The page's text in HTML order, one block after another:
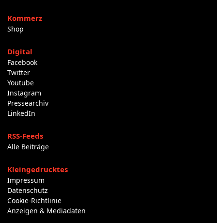
Kommerz
Shop
Digital
Facebook
Twitter
Youtube
Instagram
Pressearchiv
LinkedIn
RSS-Feeds
Alle Beiträge
Kleingedrucktes
Impressum
Datenschutz
Cookie-Richtlinie
Anzeigen & Mediadaten